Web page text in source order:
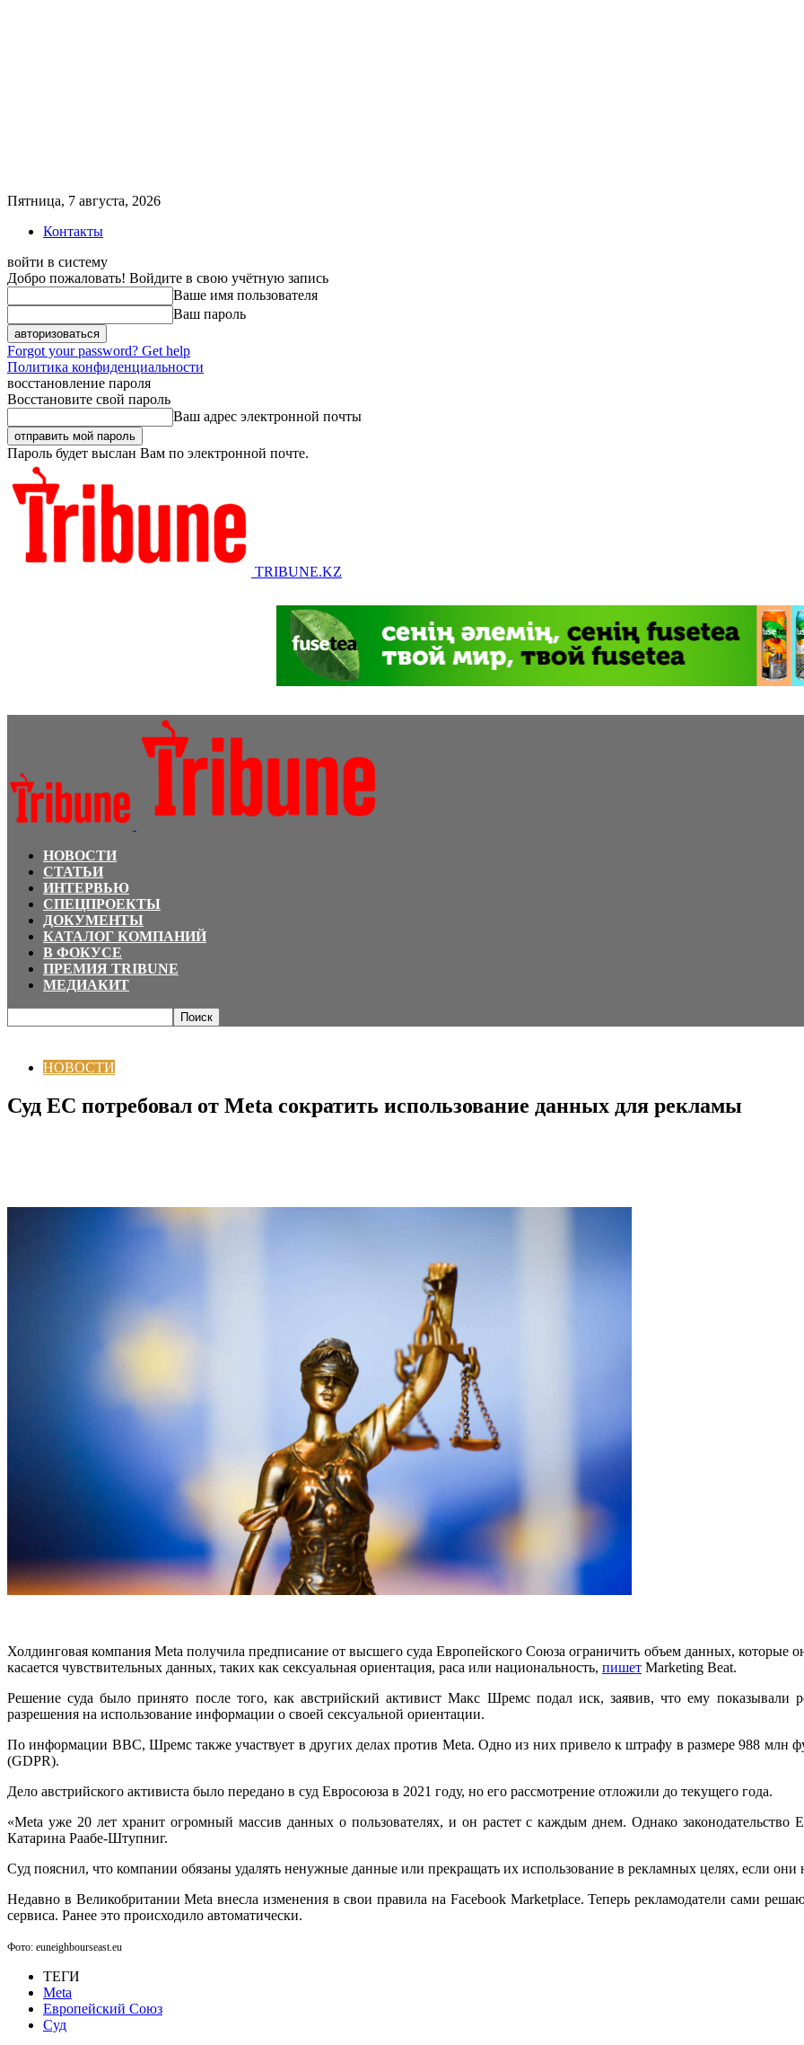
Пятница, 7 августа, 2026
Контакты
войти в систему
Добро пожаловать! Войдите в свою учётную запись
Ваше имя пользователя
Ваш пароль
Forgot your password? Get help
Политика конфиденциальности
восстановление пароля
Восстановите свой пароль
Ваш адрес электронной почты
Пароль будет выслан Вам по электронной почте.
TRIBUNE.KZ
НОВОСТИ
СТАТЬИ
ИНТЕРВЬЮ
СПЕЦПРОЕКТЫ
ДОКУМЕНТЫ
КАТАЛОГ КОМПАНИЙ
В ФОКУСЕ
ПРЕМИЯ TRIBUNE
МЕДИАКИТ
НОВОСТИ
Суд ЕС потребовал от Meta сократить использование данных для рекламы
Холдинговая компания Meta получила предписание от высшего суда Европейского Союза ограничить объем данных, которые
касается чувствительных данных, таких как сексуальная ориентация, раса или национальность, пишет Marketing Beat.
Решение суда было принято после того, как австрийский активист Макс Шремс подал иск, заявив, что ему показывали
разрешения на использование информации о своей сексуальной ориентации.
По информации BBC, Шремс также участвует в других делах против Meta. Одно из них привело к штрафу в размере 988 млн
(GDPR).
Дело австрийского активиста было передано в суд Евросоюза в 2021 году, но его рассмотрение отложили до текущего года.
«Meta уже 20 лет хранит огромный массив данных о пользователях, и он растет с каждым днем. Однако
Катарина Раабе-Штупниг.
Суд пояснил, что компании обязаны удалять ненужные данные или прекращать их использование в рекламных целях, если они
Недавно в Великобритании Meta внесла изменения в свои правила на Facebook Marketplace. Теперь рекламодатели сами
сервиса. Ранее это происходило автоматически.
Фото: euneighbourseast.eu
ТЕГИ
Meta
Европейский Союз
Суд